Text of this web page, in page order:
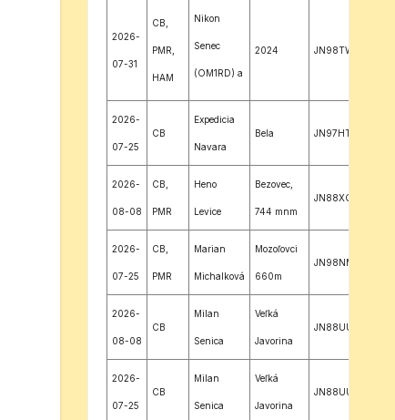
2026-
07-31
CB,
PMR,
HAM
Nikon
Senec
(OM1RD) a
Smuko
Bratislava
2024 JN98TW
2026-
07-25
CB
Expedicia
Navara
Bela JN97HT
2026-
08-08
CB,
PMR
Heno
Levice
Bezovec,
744 mnm
JN88XQ
2026-
07-25
CB,
PMR
Marian
Michalková
Mozoľovci
660m
JN98NM
2026-
08-08
CB
Milan
Senica
Veľká
Javorina
JN88UU
2026-
07-25
CB
Milan
Senica
Veľká
Javorina
JN88UU